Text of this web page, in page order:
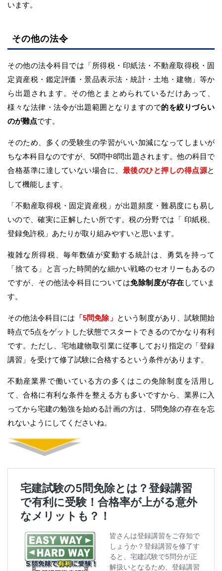
います。
その他の法令
その他の法令科目では「所得税・印紙法・不動産取得税・固
定資産税・鑑定評価・景品表示法・統計・土地・建物」等か
ら出題されます。その他とまとめられているだけあって、
様々な法律・法令が出題範囲となりますので的を絞りづらい
のが難点です。
そのため、多くの受験生の学習がいい加減になってしまいが
ちな本科目なのですが、50問中8問出題されます。他の科目で
合格基準に達していない場合に、 最後のひと押しの得点源と
して機能します。
「不動産取得税・固定資産税」が出題頻度・難易度にも易し
いので、確実に正解したい所です。税の分野では「 印紙税、
登録免許税」あたりが取り組みやすいと思います。
複雑な所得税、毎年数値が変動する統計は、勇気を持って
「捨てる」と言った時間的な細かい戦略のセオリーもあるの
ですが、その他法令科目については免除制度が存在 していま
す。
その他法令科目には 「5問免除」 という制度があり、試験開始
時点で5点をゲットした状態でスタートできるのでかなり有利
です。ただし、宅地建物取引業に従事しており指定の「登録
講習」を受けて修了試験に合格するという条件があります。
不動産業界で働いている方の多くはこの免除制度を活用し
て、合格に有利な条件を整える方も多いですから、業界に入
ってから宅建の勉強を始める計画の方は、5問免除の存在を忘
れないようにしてくださいね。